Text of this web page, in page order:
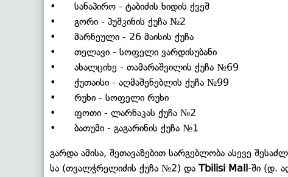
• სანაპირო - ტაბიძის ხიდის ქვეშ
• გორი - პუშკინის ქუჩა №2
• მარნეული - 26 მაისის ქუჩა
• თელავი - სოფელი ვარდისუბანი
• ახალციხე - თამარაშვილის ქუჩა №69
• ქუთაისი - აღმაშენებლის ქუჩა №99
• რუხი - სოფელი რუხი
• ფოთი - ლარნაკას ქუჩა №2
• ბათუმი - გაგარინის ქუჩა №1
გარდა ამისა, შეთავაზებით სარგებლობა ასევე
სა (თვალჭრელიძის ქუჩა №2) და Tbilisi Mall -ში (დ.